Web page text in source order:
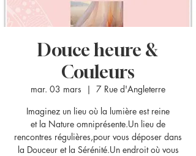
Douce heure &
Couleurs
mar. 03 mars
  |
7 Rue d'Angleterre
Imaginez un lieu où la lumière est reine
et la Nature omniprésente.Un lieu de
rencontres régulières,pour vous déposer dans
la Douceur et la Sérénité.Un endroit où vous